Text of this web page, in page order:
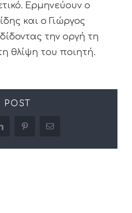
Ερμηνεύουν ο
και ο Γιώργος
την οργή τη
θλίψη του ποιητή.
POST
linkedin pinterestEmail